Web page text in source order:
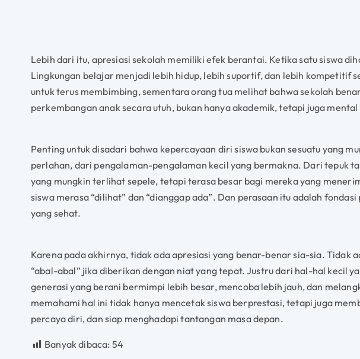
Lebih dari itu, apresiasi sekolah memiliki efek berantai. Ketika satu siswa
Lingkungan belajar menjadi lebih hidup, lebih suportif, dan lebih kompetitif
untuk terus membimbing, sementara orang tua melihat bahwa sekolah
perkembangan anak secara utuh, bukan hanya akademik, tetapi juga
Penting untuk disadari bahwa kepercayaan diri siswa bukan sesuatu yang
perlahan, dari pengalaman-pengalaman kecil yang bermakna. Dari tepuk
yang mungkin terlihat sepele, tetapi terasa besar bagi mereka yang
siswa merasa “dilihat” dan “dianggap ada”. Dan perasaan itu adalah
yang sehat.
Karena pada akhirnya, tidak ada apresiasi yang benar-benar sia-sia. Tidak
“abal-abal” jika diberikan dengan niat yang tepat. Justru dari hal-hal kecil
generasi yang berani bermimpi lebih besar, mencoba lebih jauh, dan
memahami hal ini tidak hanya mencetak siswa berprestasi, tetapi juga
percaya diri, dan siap menghadapi tantangan masa depan.
Banyak dibaca: 54